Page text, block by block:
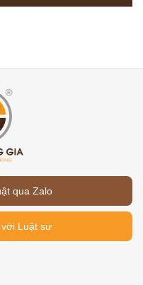
qua Zalo
Luật sư